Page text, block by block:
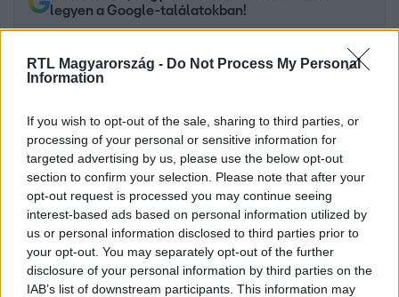
RTL Magyarország - Do Not Process My Personal
Information
If you wish to opt-out of the sale, sharing to third parties, or
processing of your personal or sensitive information for
targeted advertising by us, please use the below opt-out
section to confirm your selection. Please note that after your
opt-out request is processed you may continue seeing
interest-based ads based on personal information utilized by
us or personal information disclosed to third parties prior to
your opt-out. You may separately opt-out of the further
disclosure of your personal information by third parties on the
IAB’s list of downstream participants. This information may
legyen a Google-találatokban!
Kövess minket, és értesülj a friss hírekről a
Facebookon is!